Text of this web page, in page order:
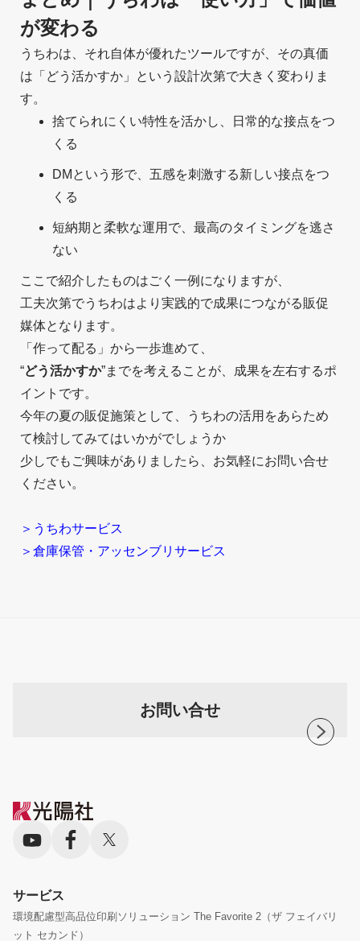
が変わる
うちわは、それ自体が優れたツールですが、その真価
は「どう活かすか」という設計次第で大きく変わりま
す。
捨てられにくい特性を活かし、日常的な接点をつ
くる
DMという形で、五感を刺激する新しい接点をつ
くる
短納期と柔軟な運用で、最高のタイミングを逃さ
ない
ここで紹介したものはごく一例になりますが、
工夫次第でうちわはより実践的で成果につながる販促
媒体となります。
「作って配る」から一歩進めて、
“どう活かすか”までを考えることが、成果を左右するポ
イントです。
今年の夏の販促施策として、うちわの活用をあらため
て検討してみてはいかがでしょうか
少しでもご興味がありましたら、お気軽にお問い合せ
ください。
＞うちわサービス
＞倉庫保管・アッセンブリサービス
お問い合せ
サービス
環境配慮型高品位印刷ソリューション The Favorite 2（ザ フェイバリ
ット セカンド）